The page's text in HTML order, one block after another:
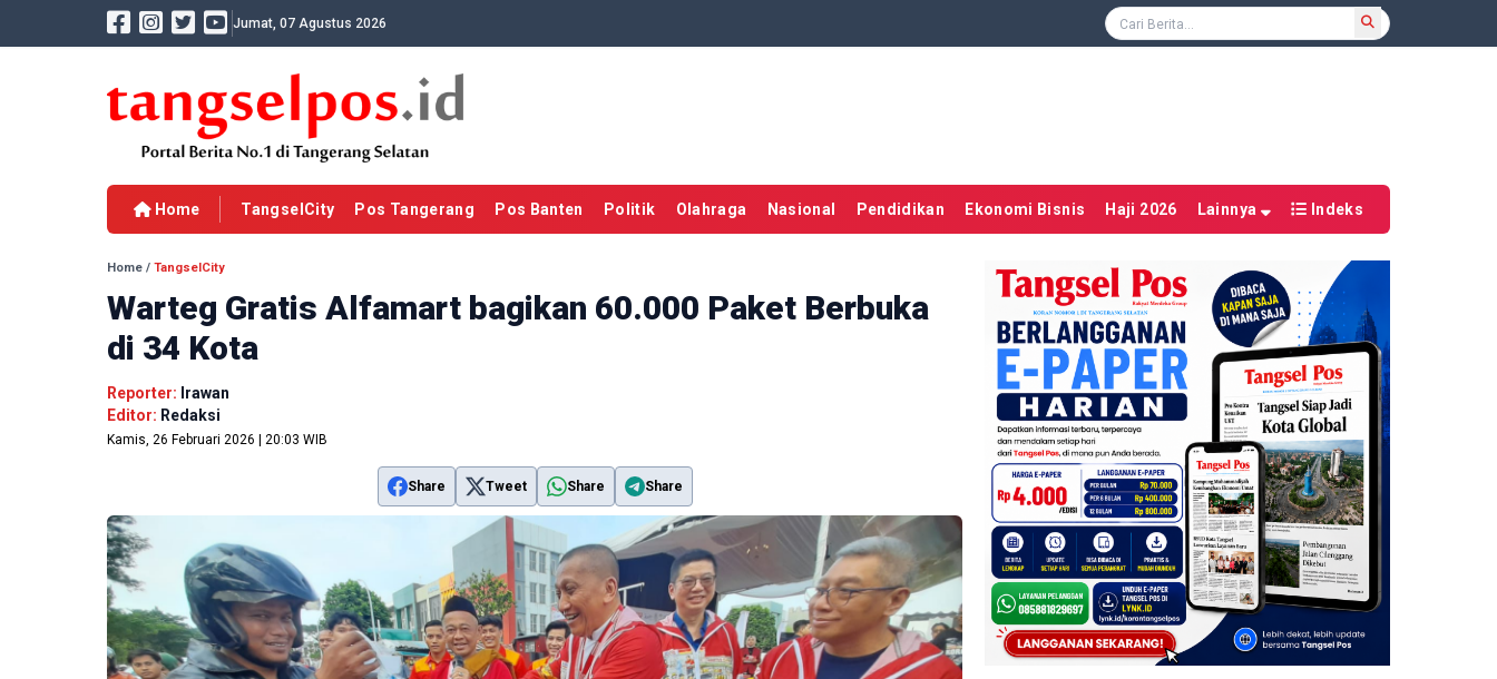
Jumat, 07 Agustus 2026
Home TangselCity Pos Tangerang Pos Banten Politik Olahraga Nasional Pendidikan Ekonomi Bisnis Haji 2026 Lainnya Indeks
Home / TangselCity
Warteg Gratis Alfamart bagikan 60.000 Paket Berbuka
di 34 Kota
Reporter: Irawan
Editor: Redaksi
Kamis, 26 Februari 2026 | 20:03 WIB
Share Tweet Share Share